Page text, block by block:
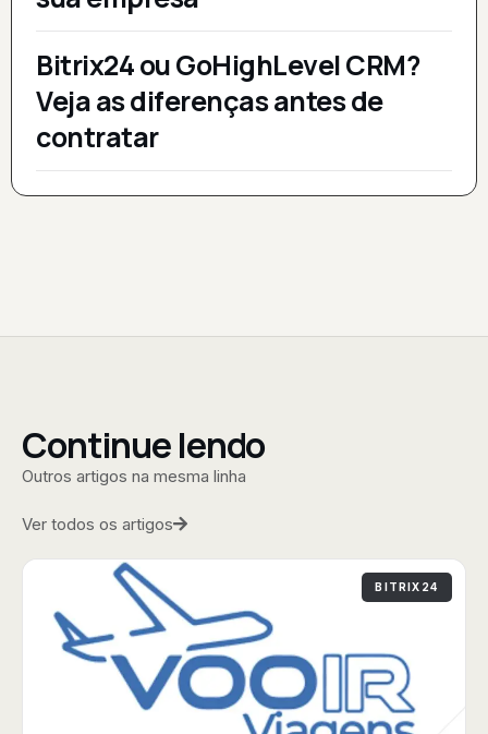
Bitrix24 ou GoHighLevel CRM?
Veja as diferenças antes de
contratar
Continue lendo
Outros artigos na mesma linha
Ver todos os artigos
BITRIX24